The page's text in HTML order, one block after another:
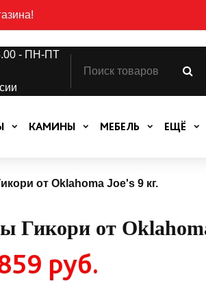
- ПН-ПТ
КАМИНЫ МЕБЕЛЬ ЕЩЁ
от Oklahoma Joe's 9 кг.
Гикори от
руб.